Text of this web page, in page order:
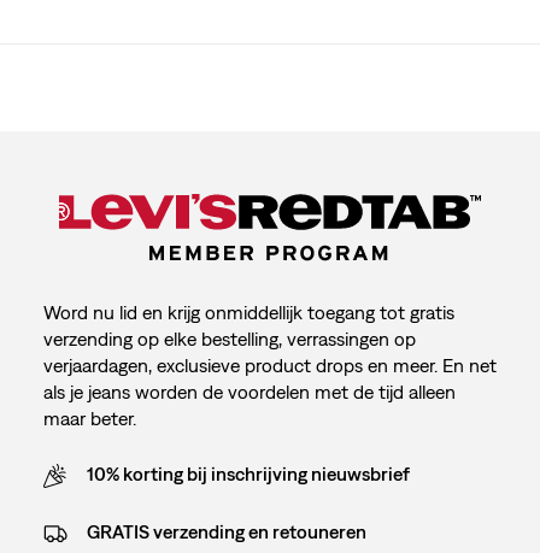
Word nu lid en krijg onmiddellijk toegang tot gratis
verzending op elke bestelling, verrassingen op
verjaardagen, exclusieve product drops en meer. En net
als je jeans worden de voordelen met de tijd alleen
maar beter.
10% korting bij inschrijving nieuwsbrief
GRATIS verzending en retouneren